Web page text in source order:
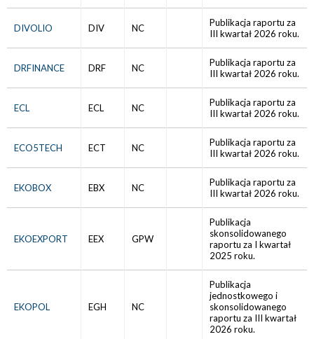
DIVOLIO DIV NC
Publikacja raportu za
III kwartał 2026 roku.
DRFINANCE DRF NC
Publikacja raportu za
III kwartał 2026 roku.
ECL ECL NC
Publikacja raportu za
III kwartał 2026 roku.
ECO5TECH ECT NC
Publikacja raportu za
III kwartał 2026 roku.
EKOBOX EBX NC
Publikacja raportu za
III kwartał 2026 roku.
EKOEXPORT EEX GPW
Publikacja
skonsolidowanego
raportu za I kwartał
2025 roku.
EKOPOL EGH NC
Publikacja
jednostkowego i
skonsolidowanego
raportu za III kwartał
2026 roku.